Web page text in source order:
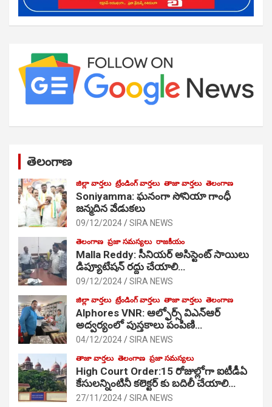
తెలంగాణ
జిల్లా వార్తలు ట్రేండింగ్ వార్తలు తాజా వార్తలు తెలంగాణ
Soniyamma: ఘ‌నంగా సోనియా గాంధీ
జ‌న్మ‌దిన వేడుక‌లు
09/12/2024 SIRA NEWS
తెలంగాణ ప్రజా సమస్యలు రాజకీయం
Malla Reddy: సీనియర్ అసిస్టెంట్ సాయిలు
డిప్యూటేషన్ రద్దు చేయాలి…
09/12/2024 SIRA NEWS
జిల్లా వార్తలు ట్రేండింగ్ వార్తలు తాజా వార్తలు తెలంగాణ
Alphores VNR: ఆల్ఫోర్స్ విఎన్ఆర్
అద్వర్యంలో పుస్తకాలు పంపిణి…
04/12/2024 SIRA NEWS
తాజా వార్తలు తెలంగాణ ప్రజా సమస్యలు
High Court Order:15 రోజుల్లోగా ఐటీడీఏ
కేసులన్నింటినీ కలెక్టర్ కు బదిలీ చేయాలి…
27/11/2024 SIRA NEWS